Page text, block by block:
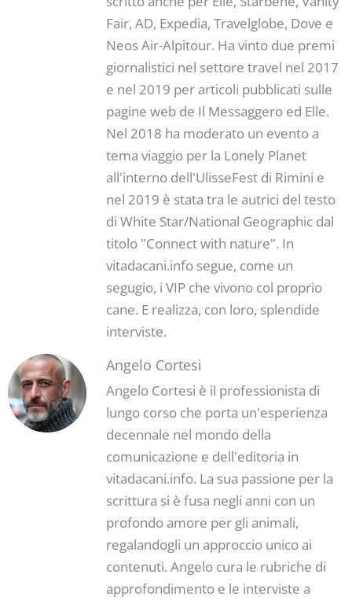
Fair, AD, Expedia, Travelglobe, Dove e
Neos Air-Alpitour. Ha vinto due premi
giornalistici nel settore travel nel 2017
e nel 2019 per articoli pubblicati sulle
pagine web de Il Messaggero ed Elle.
Nel 2018 ha moderato un evento a
tema viaggio per la Lonely Planet
all'interno dell'UlisseFest di Rimini e
nel 2019 è stata tra le autrici del testo
di White Star/National Geographic dal
titolo "Connect with nature". In
vitadacani.info segue, come un
segugio, i VIP che vivono col proprio
cane. E realizza, con loro, splendide
interviste.
Angelo Cortesi
Angelo Cortesi è il professionista di
lungo corso che porta un'esperienza
decennale nel mondo della
comunicazione e dell'editoria in
vitadacani.info. La sua passione per la
scrittura si è fusa negli anni con un
profondo amore per gli animali,
regalandogli un approccio unico ai
contenuti. Angelo cura le rubriche di
approfondimento e le interviste a